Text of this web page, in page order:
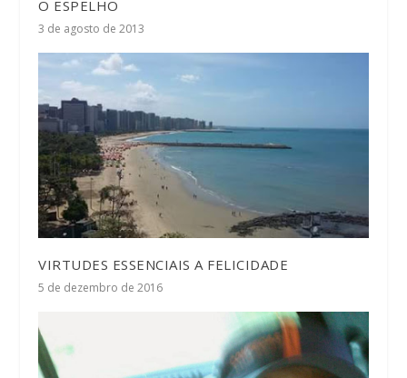
O ESPELHO
3 de agosto de 2013
VIRTUDES ESSENCIAIS A FELICIDADE
5 de dezembro de 2016